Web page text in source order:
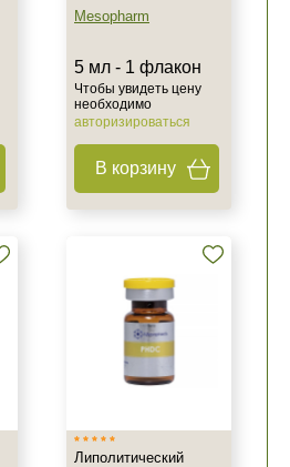
Mesopharm
5 мл - 1 флакон
Чтобы увидеть цену
необходимо
авторизироваться
В корзину
Липолитический